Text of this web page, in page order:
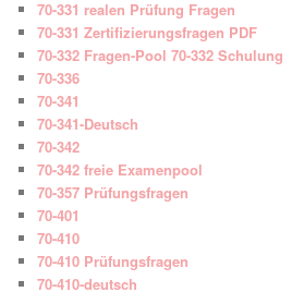
70-331 realen Prüfung Fragen
70-331 Zertifizierungsfragen PDF
70-332 Fragen-Pool 70-332 Schulung
70-336
70-341
70-341-Deutsch
70-342
70-342 freie Examenpool
70-357 Prüfungsfragen
70-401
70-410
70-410 Prüfungsfragen
70-410-deutsch